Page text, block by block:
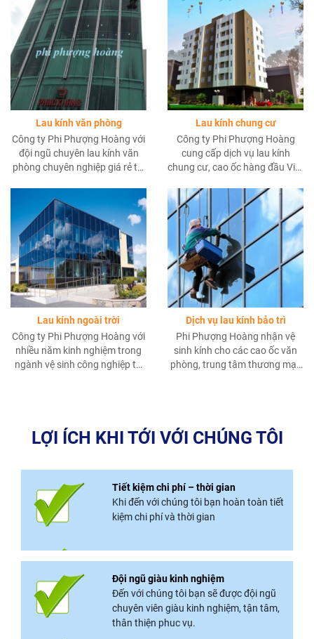
nhất....
chỉnh cho bất kỳ tòa nhà nào
mà được thực hiện ở độ cao.
Lau kính văn phòng
Công ty Phi Phượng Hoàng với
đội ngũ chuyên lau kính văn
phòng chuyên nghiệp giá rẻ tại
vực Miền Nam.
Lau kính chung cư
Công ty Phi Phượng Hoàng
cung cấp dịch vụ lau kính
chung cư, cao ốc hàng đầu Việt
trên 10 năm lau kính cho các
công trình sau xây dựng, đu
dây bảo trì kính mặt ngoài và
cung cấp nhân viên tạp vụ vệ
sinh kính mặt trong tại các toà
chung cư.
Lau kính ngoài trời
Công ty Phi Phượng Hoàng với
nhiều năm kinh nghiệm trong
ngành vệ sinh công nghiệp tự
lượng và an toàn trong thi
công bảo trì các toà
Dịch vụ lau kính bảo trì
Phi Phượng Hoàng nhận vệ
sinh kính cho các cao ốc văn
phòng, trung tâm thương mại,
LỢI ÍCH KHI TỚI VỚI CHÚNG TÔI
Tiết kiệm chi phí – thời gian
Khi đến với chúng tôi bạn hoàn toàn tiết
kiệm chi phí và thời gian
Đội ngũ giàu kinh nghiệm
Đến với chúng tôi bạn sẽ được đội ngũ
chuyên viên giàu kinh nghiệm, tận tâm,
thân thiện phuc vụ.